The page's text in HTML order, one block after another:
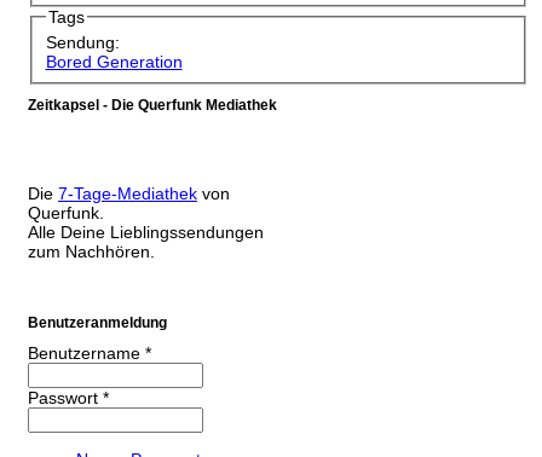
Tags
Sendung:
Bored Generation
Zeitkapsel - Die Querfunk Mediathek
Die 7-Tage-Mediathek von
Querfunk.
Alle Deine Lieblingssendungen
zum Nachhören.
Benutzeranmeldung
Benutzername *
Passwort *